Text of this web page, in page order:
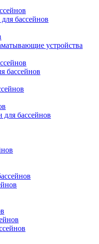
бассейнов
устройства
бассейнов
бассейнов